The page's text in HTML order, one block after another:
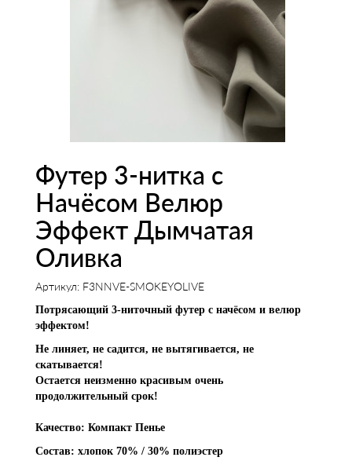
Футер 3-нитка с
Начёсом Велюр
Эффект Дымчатая
Оливка
Артикул: F3NNVE-SMOKEYOLIVE
Потрясающий 3-ниточный футер с начёсом и велюр
эффектом!
Не линяет, не садится, не вытягивается, не
скатывается!
Остается неизменно красивым очень
продолжительный срок!
Качество: Компакт Пенье
Состав: хлопок 70% / 30% полиэстер